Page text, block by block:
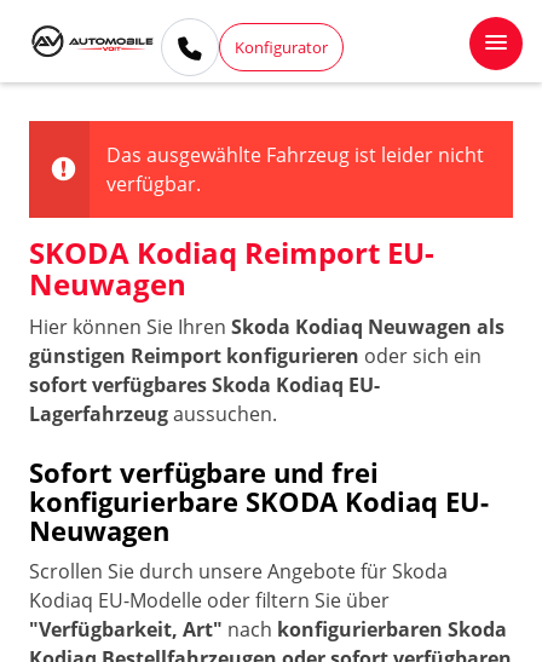
Konfigurator
Das ausgewählte Fahrzeug ist leider nicht
verfügbar.
SKODA Kodiaq Reimport EU-
Neuwagen
Hier können Sie Ihren Skoda Kodiaq Neuwagen als
günstigen Reimport konfigurieren oder sich ein
sofort verfügbares Skoda Kodiaq EU-
Lagerfahrzeugaussuchen.
Sofort verfügbare und frei
konfigurierbare SKODA Kodiaq EU-
Neuwagen
Scrollen Sie durch unsere Angebote für Skoda
Kodiaq EU-Modelle oder filtern Sie über
"Verfügbarkeit, Art" nach konfigurierbaren Skoda